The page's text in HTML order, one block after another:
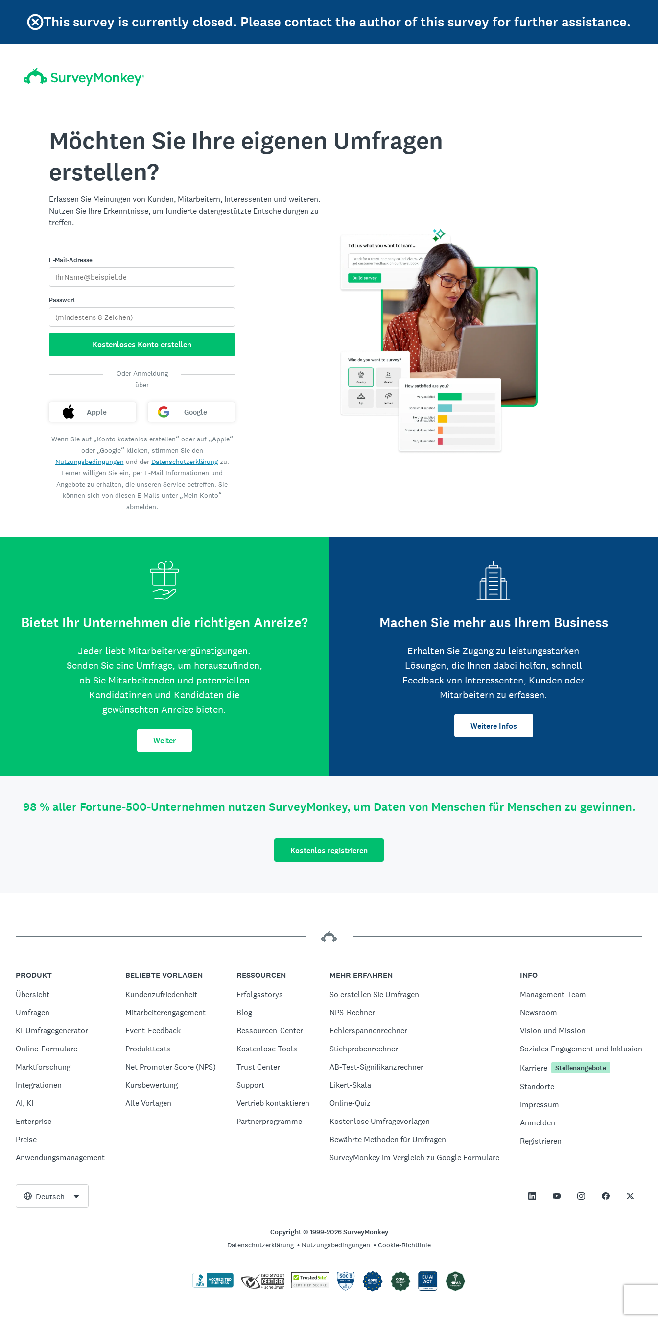
This survey is currently closed. Please contact the author of this survey for further assistance.
Möchten Sie Ihre eigenen Umfragen
erstellen?
Erfassen Sie Meinungen von Kunden, Mitarbeitern, Interessenten und weiteren.
Nutzen Sie Ihre Erkenntnisse, um fundierte datengestützte Entscheidungen zu
treffen.
E-Mail-Adresse
Passwort
Kostenloses Konto erstellen
Oder Anmeldung
über
Apple Google
Wenn Sie auf „Konto kostenlos erstellen“ oder auf „Apple“
oder „Google“ klicken, stimmen Sie den
Nutzungsbedingungen und der Datenschutzerklärungzu.
Ferner willigen Sie ein, per E-Mail Informationen und
Angebote zu erhalten, die unseren Service betreffen. Sie
können sich von diesen E-Mails unter „Mein Konto“
abmelden.
Bietet Ihr Unternehmen die richtigen Anreize?
Jeder liebt Mitarbeitervergünstigungen.
Senden Sie eine Umfrage, um herauszufinden,
ob Sie Mitarbeitenden und potenziellen
Kandidatinnen und Kandidaten die
gewünschten Anreize bieten.
Weiter
Machen Sie mehr aus Ihrem Business
Erhalten Sie Zugang zu leistungsstarken
Lösungen, die Ihnen dabei helfen, schnell
Feedback von Interessenten, Kunden oder
Mitarbeitern zu erfassen.
Weitere Infos
98 % aller Fortune-500-Unternehmen nutzen SurveyMonkey, um Daten von Menschen für Menschen zu gewinnen.
Kostenlos registrieren
PRODUKT
Übersicht
Umfragen
KI-Umfragegenerator
Online-Formulare
Marktforschung
Integrationen
AI, KI
Enterprise
Preise
Anwendungsmanagement
BELIEBTE VORLAGEN
Kundenzufriedenheit
Mitarbeiterengagement
Event-Feedback
Produkttests
Net Promoter Score (NPS)
Kursbewertung
Alle Vorlagen
RESSOURCEN
Erfolgsstorys
Blog
Ressourcen-Center
Kostenlose Tools
Trust Center
Support
Vertrieb kontaktieren
Partnerprogramme
MEHR ERFAHREN
So erstellen Sie Umfragen
NPS-Rechner
Fehlerspannenrechner
Stichprobenrechner
AB-Test-Signifikanzrechner
Likert-Skala
Online-Quiz
Kostenlose Umfragevorlagen
Bewährte Methoden für Umfragen
SurveyMonkey im Vergleich zu Google Formulare
INFO
Management-Team
Newsroom
Vision und Mission
Soziales Engagement und Inklusion
Karriere
Stellenangebote
Standorte
Impressum
Anmelden
Registrieren
Deutsch
Copyright © 1999-2026 SurveyMonkey
Datenschutzerklärung Nutzungsbedingungen Cookie-Richtlinie